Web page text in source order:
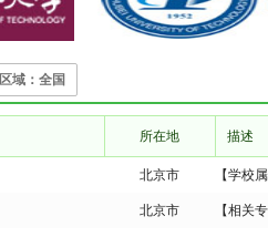
区域：全国
所在地 描述
北京市 【学校
北京市 【相关